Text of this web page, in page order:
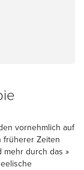
vornehmlich auf
früherer Zeiten
mehr durch das »